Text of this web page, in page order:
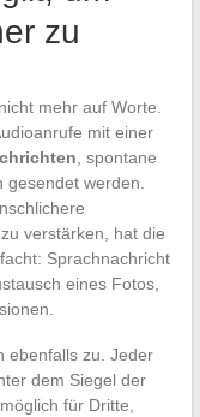
zu
mehr auf Worte.
mit einer
, spontane
werden.
verstärken, hat die
Sprachnachricht
eines Fotos,
ebenfalls zu. Jeder
dem Siegel der
für Dritte,